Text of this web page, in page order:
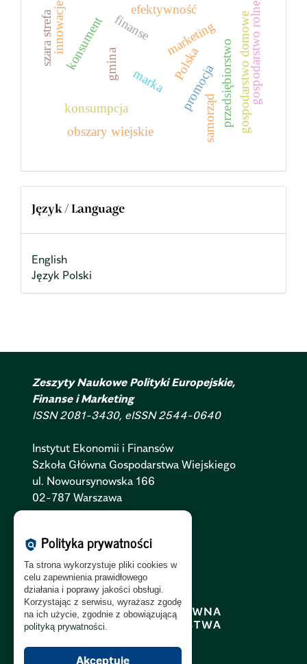
gmina
marka
marketing
konsument
konsumpcja promocja
obszary wiejskie
finanse
przedsiębiorstwo
efektywność
gospodarstwo domowe
innowacje
Polska gospodarstwo rolne
szara strefa
samorząd
Język / Language
English
Język Polski
Zeszyty Naukowe Polityki Europejskie,
Finanse i Marketing
ISSN 2081-3430, eISSN 2544-0640
Instytut Ekonomii i Finansów
Szkoła Główna Gospodarstwa Wiejskiego
ul. Nowoursynowska 166
02-787 Warszawa
Polityka Prywatności:PL
Polityka RODO:PL|EN
policy Polityka prywatności
Ta strona wykorzystuje pliki cookies w
celu zapewnienia prawidłowego
działania i poprawy jakości obsługi.
Korzystając z serwisu, wyrażasz zgodę
na ich użycie, zgodnie z obowiązującą
polityką prywatności
Akceptuję